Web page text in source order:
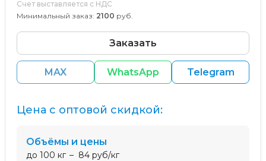
Счет выставляется с НДС
Минимальный заказ: 2100 руб.
Заказать
MAX WhatsApp Telegram
Цена с оптовой скидкой:
Объёмы и цены
до 100 кг
84 руб/кг